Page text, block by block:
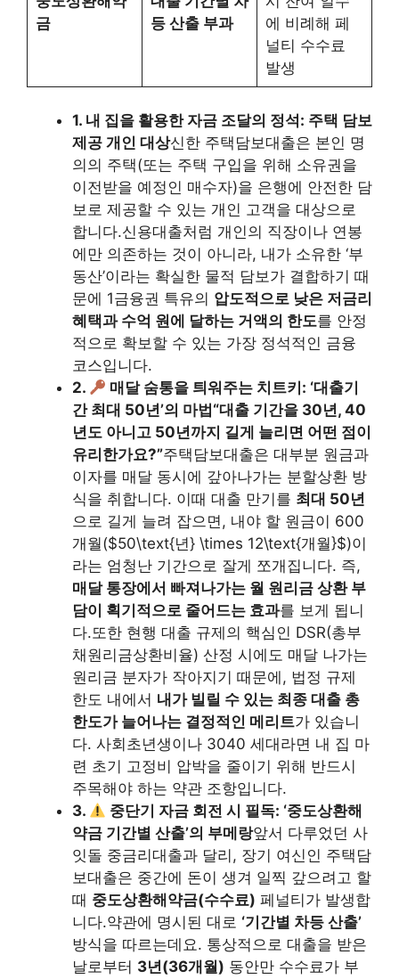
금
등 산출 부과
에 비례해 페
널티 수수료
발생
1. 내 집을 활용한 자금 조달의 정석: 주택 담보
제공 개인 대상신한 주택담보대출은 본인 명
의의 주택(또는 주택 구입을 위해 소유권을
이전받을 예정인 매수자)을 은행에 안전한 담
보로 제공할 수 있는 개인 고객을 대상으로
합니다.신용대출처럼 개인의 직장이나 연봉
에만 의존하는 것이 아니라, 내가 소유한 ‘부
동산’이라는 확실한 물적 담보가 결합하기 때
문에 1금융권 특유의 압도적으로 낮은 저금리
혜택과 수억 원에 달하는 거액의 한도를 안정
적으로 확보할 수 있는 가장 정석적인 금융
코스입니다.
2.
매달 숨통을 틔워주는 치트키: ‘대출기
간 최대 50년’의 마법 “대출 기간을 30년, 40
년도 아니고 50년까지 길게 늘리면 어떤 점이
유리한가요?”주택담보대출은 대부분 원금과
이자를 매달 동시에 갚아나가는 분할상환 방
식을 취합니다. 이때 대출 만기를 최대 50년
으로 길게 늘려 잡으면, 내야 할 원금이 600
개월($50\text{년} \times 12\text{개월}$)이
라는 엄청난 기간으로 잘게 쪼개집니다. 즉,
매달 통장에서 빠져나가는 월 원리금 상환 부
담이 획기적으로 줄어드는 효과를 보게 됩니
다.또한 현행 대출 규제의 핵심인 DSR(총부
채원리금상환비율) 산정 시에도 매달 나가는
원리금 분자가 작아지기 때문에, 법정 규제
한도 내에서 내가 빌릴 수 있는 최종 대출 총
한도가 늘어나는 결정적인 메리트가 있습니
다. 사회초년생이나 3040 세대라면 내 집 마
련 초기 고정비 압박을 줄이기 위해 반드시
주목해야 하는 약관 조항입니다.
3.
중단기 자금 회전 시 필독: ‘중도상환해
약금 기간별 산출’의 부메랑앞서 다루었던 사
잇돌 중금리대출과 달리, 장기 여신인 주택담
보대출은 중간에 돈이 생겨 일찍 갚으려고 할
때 중도상환해약금(수수료) 페널티가 발생합
니다.약관에 명시된 대로 ‘기간별 차등 산출’
방식을 따르는데요. 통상적으로 대출을 받은
날로부터 3년(36개월) 동안만 수수료가 부